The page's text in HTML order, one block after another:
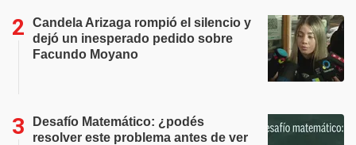
Candela Arizaga rompió el silencio y
dejó un inesperado pedido sobre
Facundo Moyano
Desafío Matemático: ¿podés
resolver este problema antes de ver